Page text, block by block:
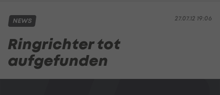
27.07.12 19:06
NEWS
Ringrichter tot
aufgefunden